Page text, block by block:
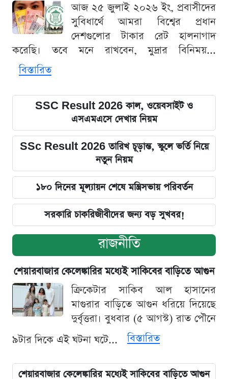
আজ ২৫ জুলাই ২০২৬ ইং, প্রবাসীদের
সুবিধার্থে আমরা বিশ্বের প্রধান
দেশগুলোর টাকার রেট হালনাগাদ
করেছি। তবে মনে রাখবেন, মুদ্রার বিনিময়...
বিস্তারিত
SSC Result 2026 কাল, ওয়েবসাইট ও
এসএমএসে দেখার নিয়ম
SSc Result 2026 তারিখ চূড়ান্ত, স্কুলে ভর্তি নিয়ে
নতুন নিয়ম
১৮০ দিনের মূল্যায়ন শেষে মন্ত্রিসভায় পরিবর্তন
সরকারি চাকরিজীবীদের জন্য বড় সুখবর!
রাজনীতি
শেয়ারবাজার কেলেঙ্কারির মধ্যেই সাকিবের বাড়িতে আগুন
ক্রিকেটার সাকিব আল হাসানের
মাগুরার বাড়িতে আগুন ধরিয়ে দিয়েছে
দুর্বৃত্তরা। বুধবার (৫ আগস্ট) রাত পৌনে
৯টার দিকে এই ঘটনা ঘটে...
বিস্তারিত
শেয়ারবাজার কেলেঙ্কারির মধ্যেই সাকিবের বাড়িতে আগুন